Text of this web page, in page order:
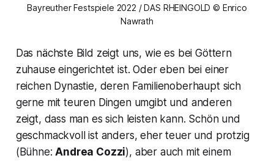
Bayreuther Festspiele 2022 / DAS RHEINGOLD © Enrico
Nawrath
Das nächste Bild zeigt uns, wie es bei Göttern
zuhause eingerichtet ist. Oder eben bei einer
reichen Dynastie, deren Familienoberhaupt sich
gerne mit teuren Dingen umgibt und anderen
zeigt, dass man es sich leisten kann. Schön und
geschmackvoll ist anders, eher teuer und protzig
(Bühne:Andrea Cozzi), aber auch mit einem